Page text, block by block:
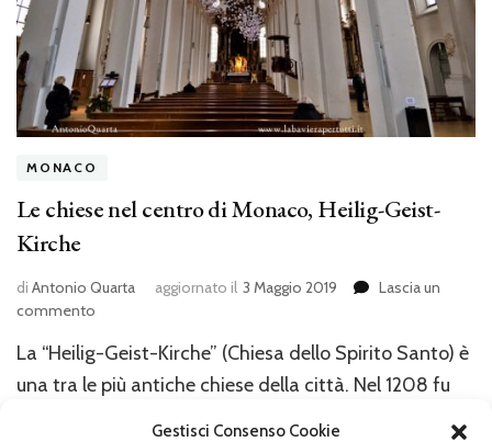
Gestisci Consenso Cookie
MONACO
Le chiese nel centro di Monaco, Heilig-Geist-
Kirche
di Antonio Quarta aggiornato il 3 Maggio 2019
Lascia un
commento
chiese
nel
centro
La “Heilig-Geist-Kirche” (Chiesa dello Spirito Santo) è
una tra le più antiche chiese della città. Nel 1208 fu
costruito l’Ospedale unitamente alla chiesa